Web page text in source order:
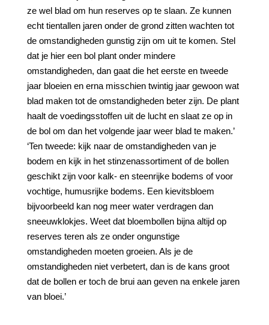
ze wel blad om hun reserves op te slaan. Ze kunnen
echt tientallen jaren onder de grond zitten wachten tot
de omstandigheden gunstig zijn om uit te komen. Stel
dat je hier een bol plant onder mindere
omstandigheden, dan gaat die het eerste en tweede
jaar bloeien en erna misschien twintig jaar gewoon wat
blad maken tot de omstandigheden beter zijn. De plant
haalt de voedingsstoffen uit de lucht en slaat ze op in
de bol om dan het volgende jaar weer blad te maken.’
‘Ten tweede: kijk naar de omstandigheden van je
bodem en kijk in het stinzenassortiment of de bollen
geschikt zijn voor kalk- en steenrijke bodems of voor
vochtige, humusrijke bodems. Een kievitsbloem
bijvoorbeeld kan nog meer water verdragen dan
sneeuwklokjes. Weet dat bloembollen bijna altijd op
reserves teren als ze onder ongunstige
omstandigheden moeten groeien. Als je de
omstandigheden niet verbetert, dan is de kans groot
dat de bollen er toch de brui aan geven na enkele jaren
van bloei.’